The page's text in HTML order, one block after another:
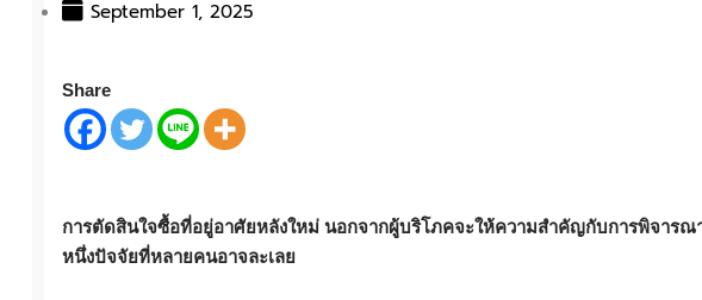
September 1, 2025
Share
การตัดสินใจซื้อที่อยู่อาศัยหลังใหม่ นอกจากผู้บริโภคจะให้ความสำคัญกับการพิจารณ
หนึ่งปัจจัยที่หลายคนอาจละเลย